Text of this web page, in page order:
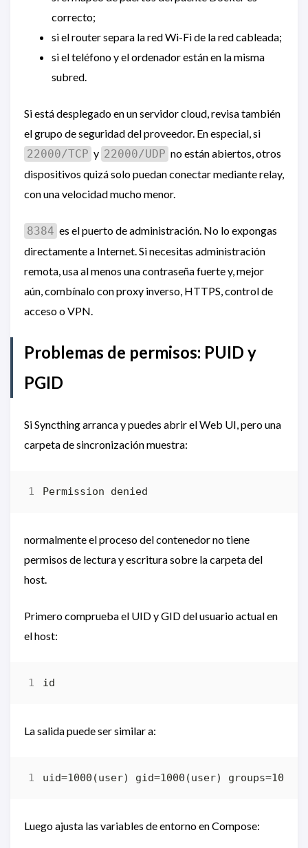
correcto;
si el router separa la red Wi-Fi de la red cableada;
si el teléfono y el ordenador están en la misma
subred.
Si está desplegado en un servidor cloud, revisa también
el grupo de seguridad del proveedor. En especial, si
22000/TCP y 22000/UDP no están abiertos, otros
dispositivos quizá solo puedan conectar mediante relay,
con una velocidad mucho menor.
8384 es el puerto de administración. No lo expongas
directamente a Internet. Si necesitas administración
remota, usa al menos una contraseña fuerte y, mejor
aún, combínalo con proxy inverso, HTTPS, control de
acceso o VPN.
Problemas de permisos: PUID y
PGID
Si Syncthing arranca y puedes abrir el Web UI, pero una
carpeta de sincronización muestra:
normalmente el proceso del contenedor no tiene
permisos de lectura y escritura sobre la carpeta del
host.
Primero comprueba el UID y GID del usuario actual en
el host:
La salida puede ser similar a:
Luego ajusta las variables de entorno en Compose: